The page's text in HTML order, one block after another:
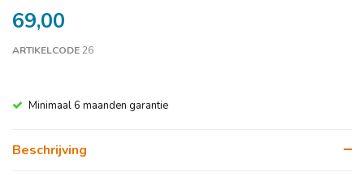
69,00
ARTIKELCODE 26
Minimaal 6 maanden garantie
Beschrijving